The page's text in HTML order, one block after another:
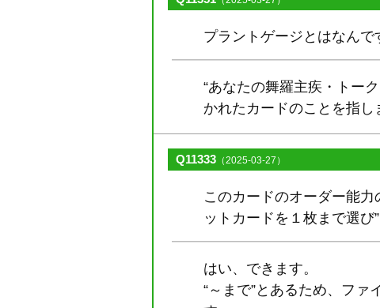
プラントゲージとはなんで
“あなたの舞羅主疾・トー
かれたカードのことを指し
Q11333 （2025-03-27）
このカードのオーダー能
ットカードを１枚まで選
はい、できます。
“～まで”とあるため、フ